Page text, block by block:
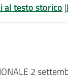
al testo storico |
2